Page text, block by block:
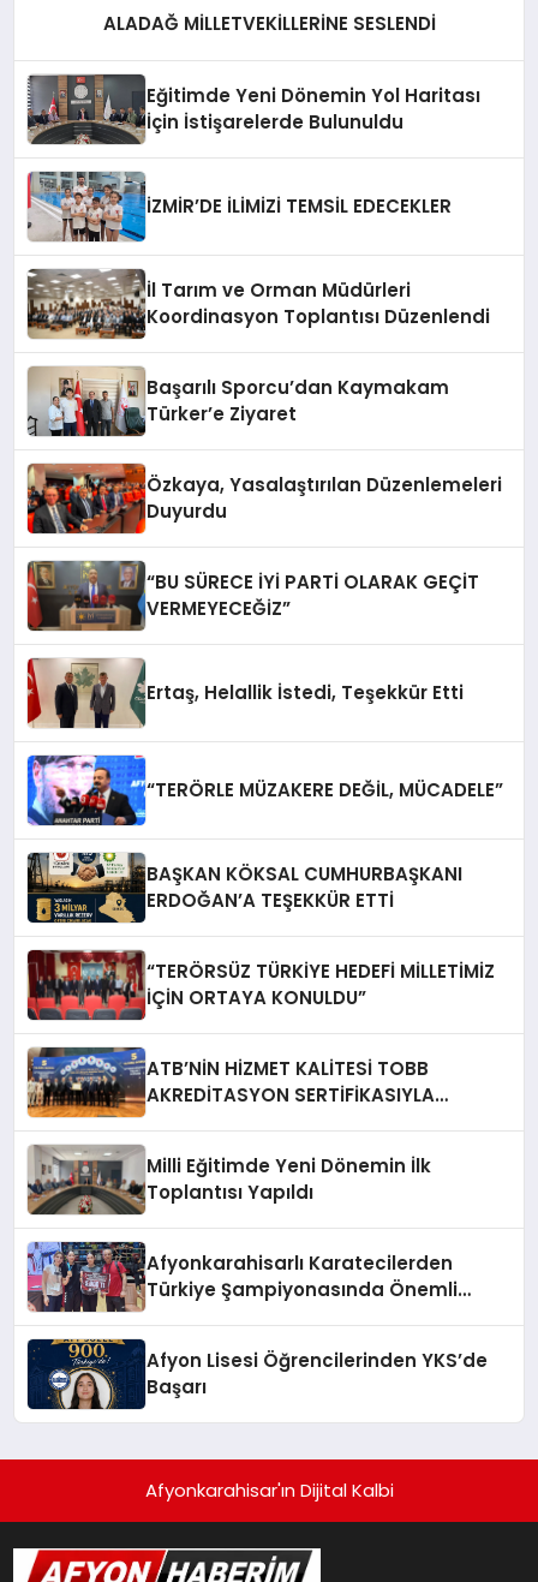
ALADAĞ MİLLETVEKİLLERİNE SESLENDİ
Eğitimde Yeni Dönemin Yol Haritası
İçin İstişarelerde Bulunuldu
İZMİR’DE İLİMİZİ TEMSİL EDECEKLER
İl Tarım ve Orman Müdürleri
Koordinasyon Toplantısı Düzenlendi
Başarılı Sporcu’dan Kaymakam
Türker’e Ziyaret
Özkaya, Yasalaştırılan Düzenlemeleri
Duyurdu
“BU SÜRECE İYİ PARTİ OLARAK GEÇİT
VERMEYECEĞİZ”
Ertaş, Helallik İstedi, Teşekkür Etti
“TERÖRLE MÜZAKERE DEĞİL, MÜCADELE”
BAŞKAN KÖKSAL CUMHURBAŞKANI
ERDOĞAN’A TEŞEKKÜR ETTİ
“TERÖRSÜZ TÜRKİYE HEDEFİ MİLLETİMİZ
İÇİN ORTAYA KONULDU”
ATB’NİN HİZMET KALİTESİ TOBB
AKREDİTASYON SERTİFİKASIYLA
Milli Eğitimde Yeni Dönemin İlk
Toplantısı Yapıldı
Afyonkarahisarlı Karatecilerden
Türkiye Şampiyonasında Önemli
Afyon Lisesi Öğrencilerinden YKS’de
Başarı
Afyonkarahisar'ın Dijital Kalbi